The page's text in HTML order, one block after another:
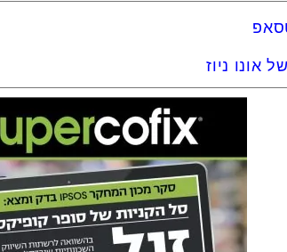
אונו ניוז